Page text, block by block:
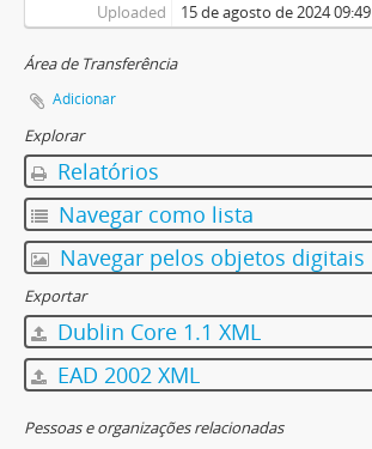
Uploaded 15 de agosto de 2024 09:49
Área de Transferência
Adicionar
Explorar
Relatórios
Navegar como lista
Navegar pelos objetos digitais
Exportar
Dublin Core 1.1 XML
EAD 2002 XML
Pessoas e organizações relacionadas